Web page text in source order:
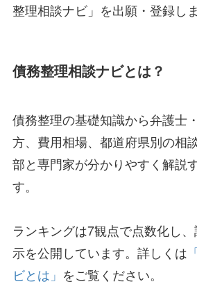
整理相談ナビ」を出願・登録しま
債務整理相談ナビとは？
債務整理の基礎知識から弁護士
方、費用相場、都道府県別の相
部と専門家が分かりやすく解説
す。
ランキングは7観点で点数化し
示を公開しています。詳しくは
ビとは」 をご覧ください。